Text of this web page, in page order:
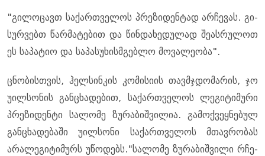
"გი­ლო­ცავთ სა­ქარ­თვე­ლოს პრე­ზი­დენ­ტად არ­ჩე­ვას. გი­
სურ­ვებთ წარ­მა­ტე­ბით და წინ­და­ხე­დუ­ლად შე­ას­რუ­ლოთ
ეს სა­პა­ტიო და სა­პა­სუ­ხის­მგებ­ლო მო­ვა­ლე­ო­ბა".
ცნო­ბის­თვის, ჰელ­სინ­კის კო­მი­სი­ის თავ­მჯდო­მა­რის, ჯო
უილ­სო­ნის გან­ცხა­დე­ბით, სა­ქარ­თვე­ლოს ლე­გი­ტი­მუ­რი
პრე­ზი­დენ­ტი სა­ლო­მე ზუ­რა­ბიშ­ვი­ლია. გა­მოქ­ვეყ­ნე­ბულ
გან­ცხა­დე­ბა­ში უილ­სო­ნი სა­ქარ­თვე­ლოს მთავ­რო­ბას
არა­ლე­გი­ტი­მურს უწო­დებს."სა­ლო­მე ზუ­რა­ბიშ­ვი­ლი რჩე­